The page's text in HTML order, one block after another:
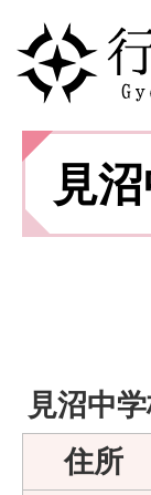
見
見沼中
住所